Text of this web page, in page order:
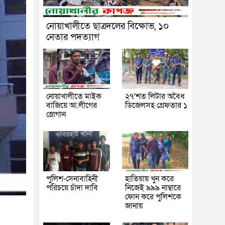
নোয়াখালীতে ছাত্রদলের বিক্ষোভ, ১০
নেতার পদত্যাগ
নোয়াখালীতে মাইক
বাজিয়ে আ.লীগের
স্লোগান
২৭’শত লিটার অবৈধ
ডিজেলসহ গ্রেফতার ১
পুলিশ-সেনাবাহিনী
পরিচয়ে চাঁদা দাবি
হাতিয়ায় খুন করে
নিজেই ৯৯৯ নাম্বারে
ফোন করে পুলিশকে
জানায়